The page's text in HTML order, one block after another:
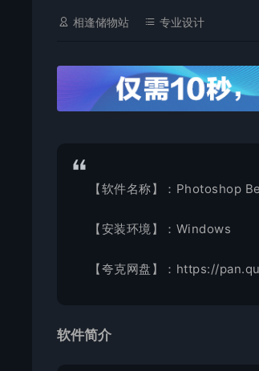
相逢储物站 专业设计
【软件名称】：Photoshop
【安装环境】：Windows
【夸克网盘】： https://
软件简介